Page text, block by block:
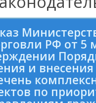
РФ от 5
и
по